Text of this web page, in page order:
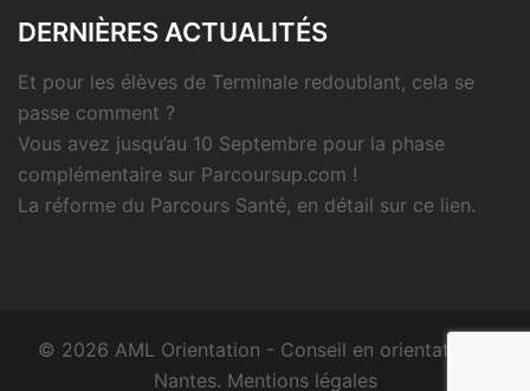
DERNIÈRES ACTUALITÉS
Et pour les élèves de Terminale redoublant, cela se
passe comment ?
Vous avez jusqu’au 10 Septembre pour la phase
complémentaire sur Parcoursup.com !
La réforme du Parcours Santé, en détail sur ce lien.
© 2026 AML Orientation - Conseil en orientation à
Nantes. Mentions légales